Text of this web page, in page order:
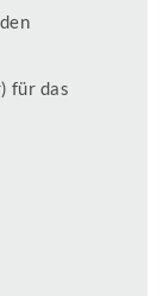
für das